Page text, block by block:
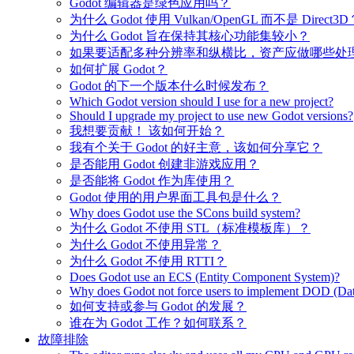
Godot 编辑器是绿色应用吗？
为什么 Godot 使用 Vulkan/OpenGL 而不是 Direct3D
为什么 Godot 旨在保持其核心功能集较小？
如果要适配多种分辨率和纵横比，资产应做哪些处
如何扩展 Godot？
Godot 的下一个版本什么时候发布？
Which Godot version should I use for a new project?
Should I upgrade my project to use new Godot versions?
我想要贡献！ 该如何开始？
我有个关于 Godot 的好主意，该如何分享它？
是否能用 Godot 创建非游戏应用？
是否能将 Godot 作为库使用？
Godot 使用的用户界面工具包是什么？
Why does Godot use the SCons build system?
为什么 Godot 不使用 STL（标准模板库）？
为什么 Godot 不使用异常？
为什么 Godot 不使用 RTTI？
Does Godot use an ECS (Entity Component System)?
Why does Godot not force users to implement DOD
如何支持或参与 Godot 的发展？
谁在为 Godot 工作？如何联系？
故障排除